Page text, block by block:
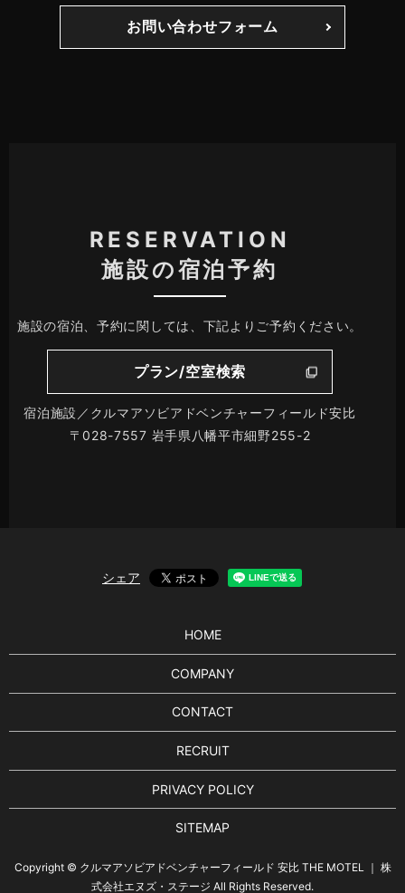
お問い合わせフォーム
RESERVATION
施設の宿泊予約
施設の宿泊、予約に関しては、下記よりご予約ください。
プラン/空室検索
宿泊施設／クルマアソビアドベンチャーフィールド安比
〒028-7557 岩手県八幡平市細野255-2
シェア
HOME
COMPANY
CONTACT
RECRUIT
PRIVACY POLICY
SITEMAP
Copyright © クルマアソビアドベンチャーフィールド 安比 THE MOTEL ｜ 株
式会社エヌズ・ステージ All Rights Reserved.